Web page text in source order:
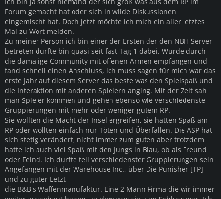
Forum gemacht hat oder sich in wilde Diskussionen
eingemischt hat. Doch jetzt möchte ich mich ein aller letztes
Mal zu Wort melden.
Zu meiner Person ich bin einer der Ersten der den NBH Server
betreten durfte bin quasi seit fast Tag 1 dabei. Wurde durch
die damalige Community mit offenen Armen empfangen und
fand schnell einen Anschluss, ich muss sagen für mich war das
erste Jahr auf diesem Server das beste was den Spielspaß und
die Interaktion mit anderen Spielern anging. Mit der Zeit sah
man Spieler kommen und gehen ebenso wie verschiedenste
Gruppierungen mit mehr oder weniger gutem RP.
Sie wollten die Macht der Insel ergreifen, sie hatten Spaß am
RP oder wollten einfach nur Töten und Überfallen. Die ASP hat
sich stetig verändert, nicht immer zum guten aber trotzdem
hatte ich auch viel Spaß mit den Jungs in Blau, ob als Freund
oder Feind. Ich durfte teil verschiedenster Gruppierungen sein
Angefangen mit der Warehouse Inc., über Die Punisher [TP]
und zu guter Letzt
die B&B's Waffenmanufaktur. Eine 2 Mann Firma die wir immer